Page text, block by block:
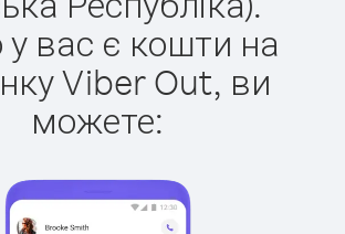
вас є кошти на
Viber Out, ви
можете: